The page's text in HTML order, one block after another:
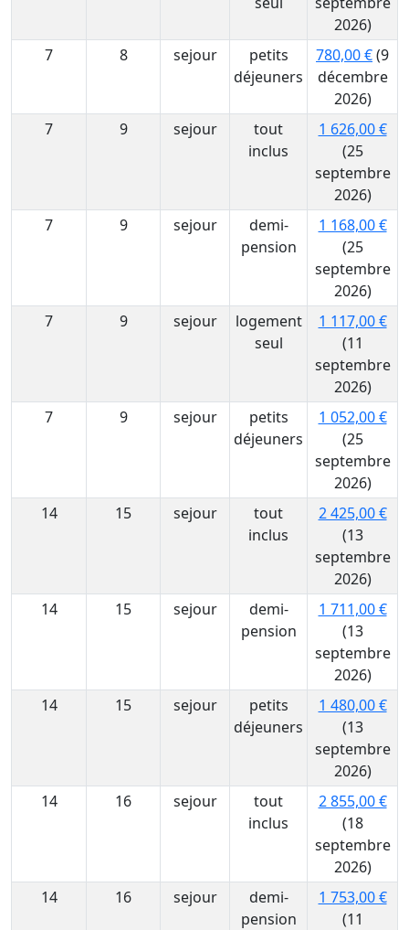
2026)
7
8 sejour
petits
déjeuners
780,00 €(9
décembre
2026)
7
9 sejour
tout
inclus
1 626,00 €
(25
septembre
2026)
7
9 sejour
demi-
pension
1 168,00 €
(25
septembre
2026)
7
9 sejour
logement
seul
1 117,00 €
(11
septembre
2026)
7
9 sejour
petits
déjeuners
1 052,00 €
(25
septembre
2026)
14
15 sejour
tout
inclus
2 425,00 €
(13
septembre
2026)
14
15 sejour
demi-
pension
1 711,00 €
(13
septembre
2026)
14
15 sejour
petits
déjeuners
1 480,00 €
(13
septembre
2026)
14
16 sejour
tout
inclus
2 855,00 €
(18
septembre
2026)
14
16 sejour
demi-
pension
1 753,00 €
(11